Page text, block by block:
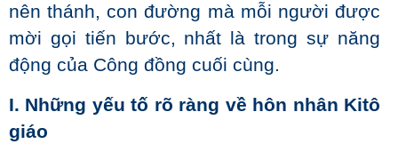
nên thánh, con đường mà mỗi người được
mời gọi tiến bước, nhất là trong sự năng
động của Công đồng cuối cùng.
I. Những yếu tố rõ ràng về hôn nhân Kitô
giáo